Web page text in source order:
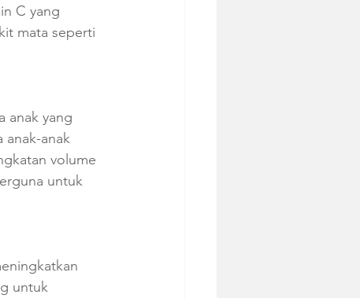
C yang
mata seperti
anak yang
anak-anak
volume
untuk
untuk